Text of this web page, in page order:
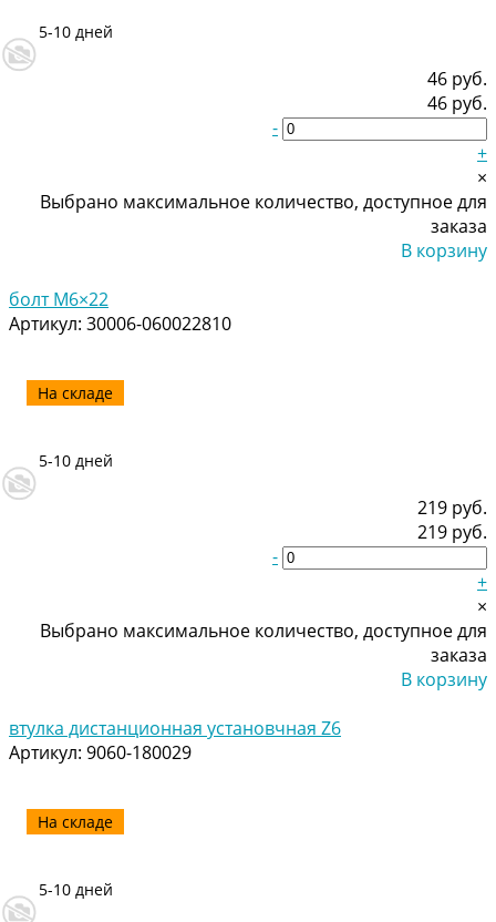
219 руб.
219 руб.
-
+
×
Выбрано максимальное количество, доступное для
заказа
В корзину
втулка дистанционная установчная Z6
Артикул: 9060-180029
На складе
5-10 дней
46 руб.
46 руб.
-
+
×
Выбрано максимальное количество, доступное для
заказа
В корзину
болт M6×22
Артикул: 30006-060022810
На складе
5-10 дней
5-10 дней